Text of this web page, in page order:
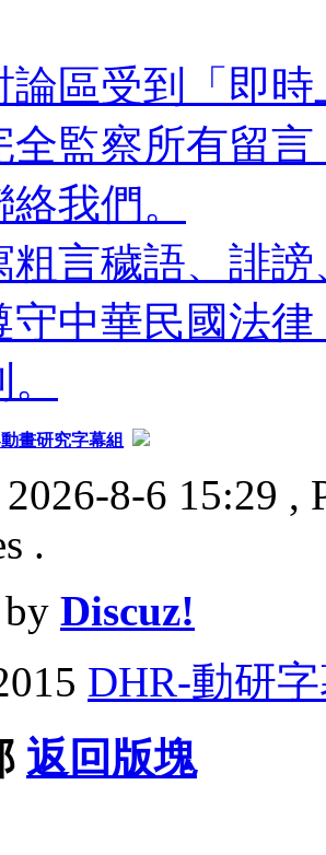
論區受到「即
全監察所有留
我們。
粗言穢語、誹
守中華民國法
畫研究字幕組
8-6 15:29 ,
.
Discuz!
DHR-動研
返回版塊